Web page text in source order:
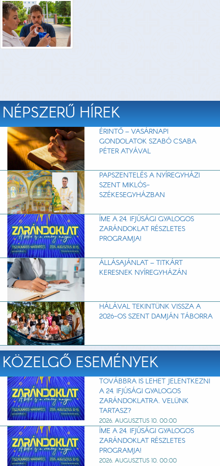
NÉPSZERŰ HÍREK
ÉRINTŐ – VASÁRNAPI
GONDOLATOK SZABÓ CSABA
PÉTER ATYÁVAL
PAPSZENTELÉS A NYÍREGYHÁZI
SZENT MIKLÓS-
SZÉKESEGYHÁZBAN
ÍME A 24. IFJÚSÁGI GYALOGOS
ZARÁNDOKLAT RÉSZLETES
PROGRAMJA!
ÁLLÁSAJÁNLAT – TITKÁRT
KERESNEK NYÍREGYHÁZÁN
HÁLÁVAL TEKINTÜNK VISSZA A
2026-OS SZENT DAMJÁN TÁBORRA
KÖZELGŐ ESEMÉNYEK
TOVÁBBRA IS LEHET JELENTKEZNI
A 24. IFJÚSÁGI GYALOGOS
ZARÁNDOKLATRA. VELÜNK
TARTASZ?
2026. AUGUSZTUS 10. 00:00
ÍME A 24. IFJÚSÁGI GYALOGOS
ZARÁNDOKLAT RÉSZLETES
PROGRAMJA!
2026. AUGUSZTUS 10. 00:00